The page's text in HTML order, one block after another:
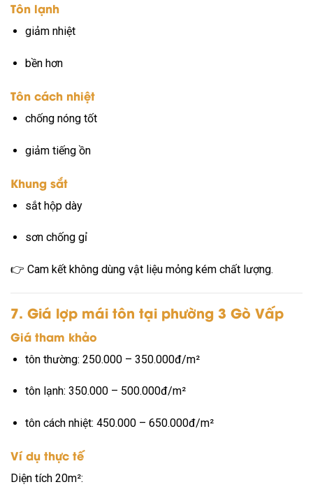
Tôn lạnh
giảm nhiệt
bền hơn
Tôn cách nhiệt
chống nóng tốt
giảm tiếng ồn
Khung sắt
sắt hộp dày
sơn chống gỉ
👉 Cam kết không dùng vật liệu mỏng kém chất lượng.
7. Giá lợp mái tôn tại phường 3 Gò Vấp
Giá tham khảo
tôn thường: 250.000 – 350.000đ/m²
tôn lạnh: 350.000 – 500.000đ/m²
tôn cách nhiệt: 450.000 – 650.000đ/m²
Ví dụ thực tế
Diện tích 20m²: